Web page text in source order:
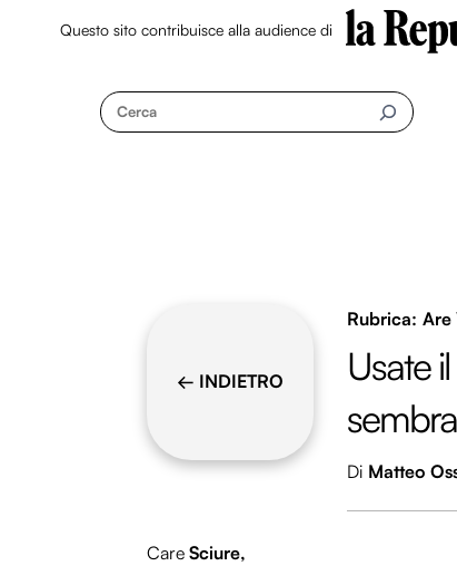
Questo sito contribuisce alla audience di
Cerca
← INDIETRO
Are
Usate
Di Matteo
Care Sciure,